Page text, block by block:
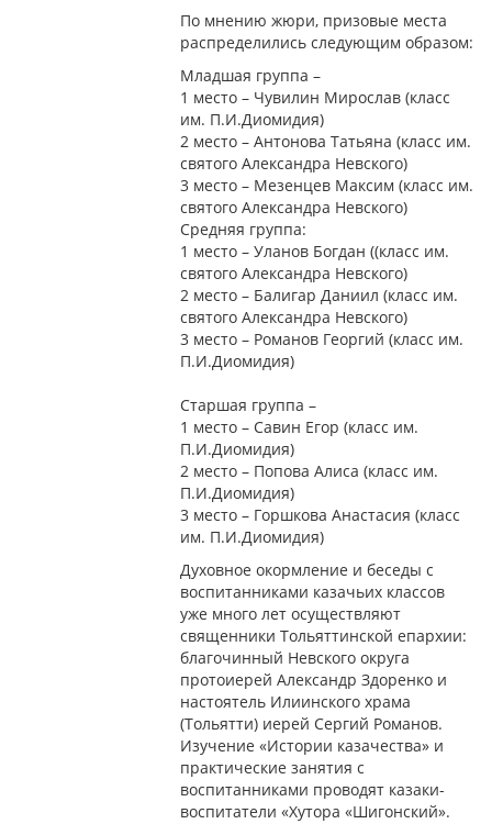
По мнению жюри, призовые места
распределились следующим образом:
Младшая группа –
1 место – Чувилин Мирослав (класс
им. П.И.Диомидия)
2 место – Антонова Татьяна (класс им.
святого Александра Невского)
3 место – Мезенцев Максим (класс им.
святого Александра Невского)
Средняя группа:
1 место – Уланов Богдан ((класс им.
святого Александра Невского)
2 место – Балигар Даниил (класс им.
святого Александра Невского)
3 место – Романов Георгий (класс им.
П.И.Диомидия)
Старшая группа –
1 место – Савин Егор (класс им.
П.И.Диомидия)
2 место – Попова Алиса (класс им.
П.И.Диомидия)
3 место – Горшкова Анастасия (класс
им. П.И.Диомидия)
Духовное окормление и беседы с
воспитанниками казачьих классов
уже много лет осуществляют
священники Тольяттинской епархии:
благочинный Невского округа
протоиерей Александр Здоренко и
настоятель Илиинского храма
(Тольятти) иерей Сергий Романов.
Изучение «Истории казачества» и
практические занятия с
воспитанниками проводят казаки-
воспитатели «Хутора «Шигонский».